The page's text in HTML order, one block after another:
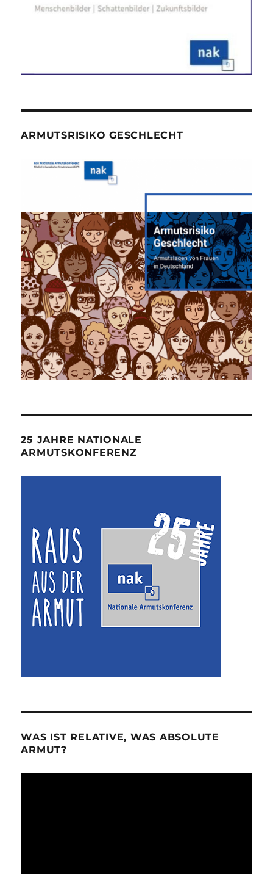
ARMUTSRISIKO GESCHLECHT
25 JAHRE NATIONALE
ARMUTSKONFERENZ
WAS IST RELATIVE, WAS ABSOLUTE
ARMUT?